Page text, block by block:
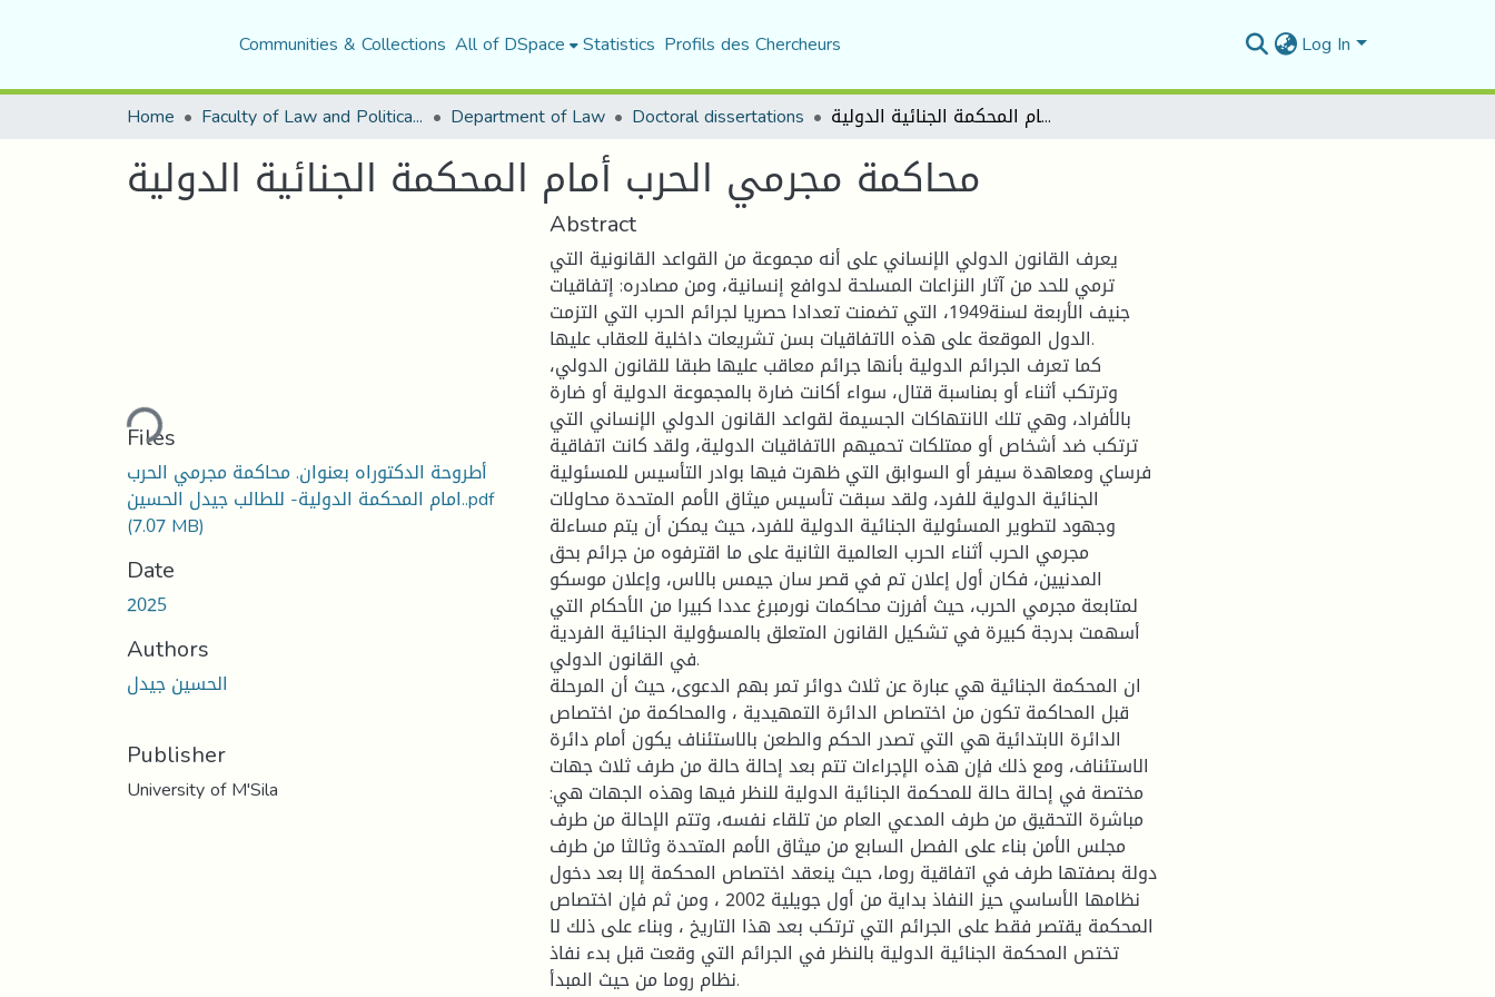
Communities & Collections All of DSpace Statistics Profils des Chercheurs Log In
Home Faculty of Law and Political Science Department of Law Doctoral dissertations محاكمة مجرمي الحرب أمام المحكمة الجنائية الدولية
محاكمة مجرمي الحرب أمام المحكمة الجنائية الدولية
Loading...
Files
أطروحة الدكتوراه بعنوان. محاكمة مجرمي الحرب
امام المحكمة الدولية- للطالب جيدل الحسين..pdf
(7.07 MB)
Date
2025
Authors
الحسين جيدل
Publisher
University of M'Sila
Abstract
يعرف القانون الدولي الإنساني على أنه مجموعة من القواعد القانونية التي
ترمي للحد من آثار النزاعات المسلحة لدوافع إنسانية، ومن مصادره: إتفاقيات
جنيف الأربعة لسنة1949، التي تضمنت تعدادا حصريا لجرائم الحرب التي التزمت
الدول الموقعة على هذه الاتفاقيات بسن تشريعات داخلية للعقاب عليها.
كما تعرف الجرائم الدولية بأنها جرائم معاقب عليها طبقا للقانون الدولي،
وترتكب أثناء أو بمناسبة قتال، سواء أكانت ضارة بالمجموعة الدولية أو ضارة
بالأفراد، وهي تلك الانتهاكات الجسيمة لقواعد القانون الدولي الإنساني التي
ترتكب ضد أشخاص أو ممتلكات تحميهم الاتفاقيات الدولية، ولقد كانت اتفاقية
فرساي ومعاهدة سيفر أو السوابق التي ظهرت فيها بوادر التأسيس للمسئولية
الجنائية الدولية للفرد، ولقد سبقت تأسيس ميثاق الأمم المتحدة محاولات
وجهود لتطوير المسئولية الجنائية الدولية للفرد، حيث يمكن أن يتم مساءلة
مجرمي الحرب أثناء الحرب العالمية الثانية على ما اقترفوه من جرائم بحق
المدنيين، فكان أول إعلان تم في قصر سان جيمس بالاس، وإعلان موسكو
لمتابعة مجرمي الحرب، حيث أفرزت محاكمات نورمبرغ عددا كبيرا من الأحكام التي
أسهمت بدرجة كبيرة في تشكيل القانون المتعلق بالمسؤولية الجنائية الفردية
في القانون الدولي.
ان المحكمة الجنائية هي عبارة عن ثلاث دوائر تمر بهم الدعوى، حيث أن المرحلة
قبل المحاكمة تكون من اختصاص الدائرة التمهيدية ، والمحاكمة من اختصاص
الدائرة الابتدائية هي التي تصدر الحكم والطعن بالاستئناف يكون أمام دائرة
الاستئناف، ومع ذلك فإن هذه الإجراءات تتم بعد إحالة حالة من طرف ثلاث جهات
مختصة في إحالة حالة للمحكمة الجنائية الدولية للنظر فيها وهذه الجهات هي:
مباشرة التحقيق من طرف المدعي العام من تلقاء نفسه، وتتم الإحالة من طرف
مجلس الأمن بناء على الفصل السابع من ميثاق الأمم المتحدة وثالثا من طرف
دولة بصفتها طرف في اتفاقية روما، حيث ينعقد اختصاص المحكمة إلا بعد دخول
نظامها الأساسي حيز النفاذ بداية من أول جويلية 2002 ، ومن ثم فإن اختصاص
المحكمة يقتصر فقط على الجرائم التي ترتكب بعد هذا التاريخ ، وبناء على ذلك لا
تختص المحكمة الجنائية الدولية بالنظر في الجرائم التي وقعت قبل بدء نفاذ
نظام روما من حيث المبدأ.